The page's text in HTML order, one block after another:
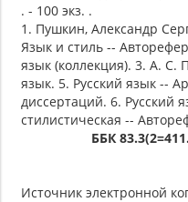
. - 100 экз. .
1. Пушкин, Александр
Язык и стиль --
язык (коллекция). 3. А. С.
язык. 5. Русский язык --
диссертаций. 6. Русский
стилистическая --
ББК
Источник электронной